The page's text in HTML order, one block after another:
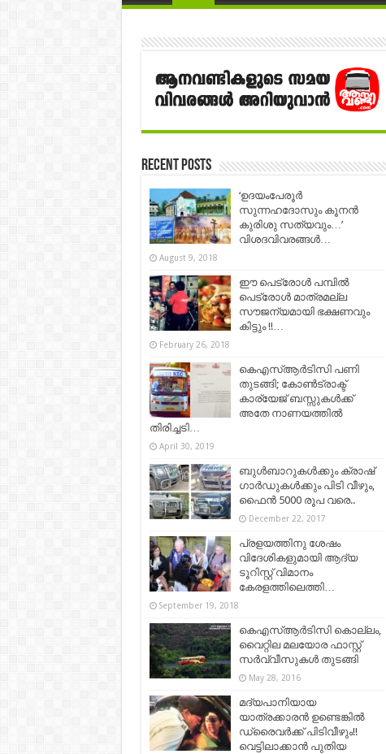
Recent Posts
‘ഉദയംപേരൂർ
സുന്നഹദോസും കൂനൻ
കുരിശു സത്യവും…’
വിശദവിവരങ്ങൾ…
August 9, 2018
ഈ പെട്രോൾ പമ്പിൽ
പെട്രോൾ മാത്രമല്ല
സൗജന്യമായി ഭക്ഷണവും
കിട്ടും !!…
February 26, 2018
കെഎസ്ആർടിസി പണി
തുടങ്ങി; കോൺട്രാക്ട്
കാര്യേജ് ബസ്സുകൾക്ക്
അതേ നാണയത്തിൽ
തിരിച്ചടി…
April 30, 2019
ബുൾബാറുകൾക്കും ക്രാഷ്
ഗാർഡുകൾക്കും പിടി വീഴും,
ഫൈൻ 5000 രൂപ വരെ..
December 22, 2017
പ്രളയത്തിനു ശേഷം
വിദേശികളുമായി ആദ്യ
ടൂറിസ്റ്റ് വിമാനം
കേരളത്തിലെത്തി…
September 19, 2018
കെഎസ്ആര്‍ടിസി കൊല്ലം,
വൈറ്റില മലയോര ഫാസ്റ്റ്
സർവ്വീസുകൾ തുടങ്ങി
May 28, 2016
മദ്യപാനിയായ
യാത്രക്കാരൻ ഉണ്ടെങ്കിൽ
ഡ്രൈവർക്ക് പിടിവീഴും!!
വെട്ടിലാക്കാൻ പുതിയ